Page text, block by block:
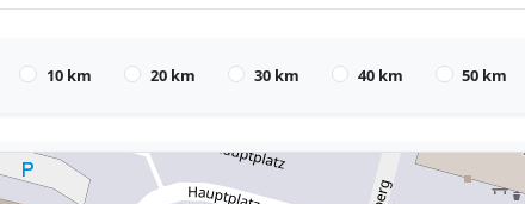
10 km 20 km 30 km 40 km 50 km